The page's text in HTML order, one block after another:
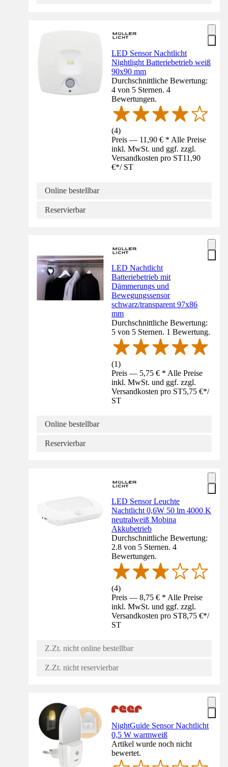
LED Sensor Nachtlicht
Nightlight Batteriebetrieb weiß
90x90 mm
Durchschnittliche Bewertung:
4 von 5 Sternen. 4
Bewertungen.
(4)
Preis — 11,90 € * Alle Preise
inkl. MwSt. und ggf. zzgl.
Versandkosten pro ST11,90
€*/ ST
Online bestellbar
Reservierbar
LED Nachtlicht
Batteriebetrieb mit
Dämmerungs und
Bewegungssensor
schwarz/transparent 97x86
mm
Durchschnittliche Bewertung:
5 von 5 Sternen. 1 Bewertung.
(1)
Preis — 5,75 € * Alle Preise
inkl. MwSt. und ggf. zzgl.
Versandkosten pro ST5,75 €*/
ST
Online bestellbar
Reservierbar
LED Sensor Leuchte
Nachtlicht 0,6W 50 lm 4000 K
neutralweiß Mobina
Akkubetrieb
Durchschnittliche Bewertung:
2.8 von 5 Sternen. 4
Bewertungen.
(4)
Preis — 8,75 € * Alle Preise
inkl. MwSt. und ggf. zzgl.
Versandkosten pro ST8,75 €*/
ST
Z.Zt. nicht online bestellbar
Z.Zt. nicht reservierbar
NightGuide Sensor Nachtlicht
0,5 W warmweiß
Artikel wurde noch nicht
bewertet.